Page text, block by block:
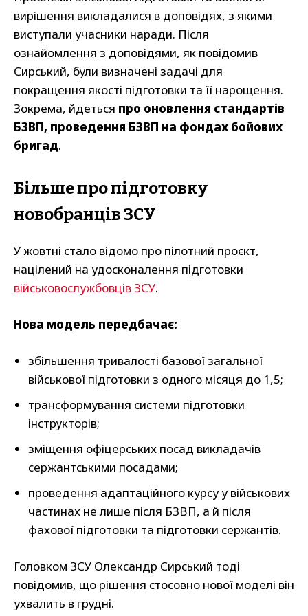
вирішення викладалися в доповідях, з якими
виступали учасники наради. Після
ознайомлення з доповідями, як повідомив
Сирський, були визначені задачі для
покращення якості підготовки та її нарощення.
Зокрема, йдеться про оновлення стандартів
БЗВП, проведення БЗВП на фондах бойових
бригад.
Більше про підготовку
новобранців ЗСУ
У жовтні стало відомо про пілотний проєкт,
націлений на удосконалення підготовки
військовослужбовців ЗСУ.
Нова модель передбачає:
збільшення тривалості базової загальної
військової підготовки з одного місяця до 1,5;
трансформування системи підготовки
інструкторів;
зміщення офіцерських посад викладачів
сержантськими посадами;
проведення адаптаційного курсу у військових
частинах не лише після БЗВП, а й після
фахової підготовки та підготовки сержантів.
Головком ЗСУ Олександр Сирський тоді
повідомив, що рішення стосовно нової моделі він
ухвалить в грудні.